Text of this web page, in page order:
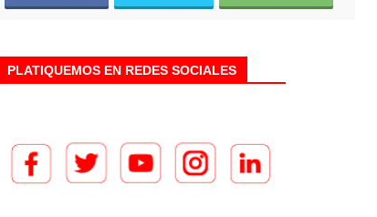
PLATIQUEMOS EN REDES SOCIALES